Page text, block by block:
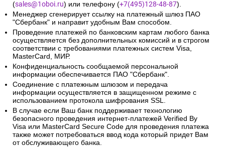
(sales@1oboi.ru) или телефону (+7(495)128-48-87).
Менеджер сгенерирует ссылку на платежный шлюз ПАО
"Сбербанк" и направит удобным Вам способом.
Проведение платежей по банковским картам любого банка
осуществляется без дополнительных комиссий и в строгом
соответствии с требованиями платежных систем Visa,
MasterCard, МИР.
Конфиденциальность сообщаемой персональной
информации обеспечивается ПАО "Сбербанк".
Соединение с платежным шлюзом и передача
информации осуществляется в защищенном режиме с
использованием протокола шифрования SSL.
В случае если Ваш банк поддерживает технологию
безопасного проведения интернет-платежей Verified By
Visa или MasterCard Secure Code для проведения платежа
также может потребоваться ввод кода который придет Вам
от обслуживающего банка.